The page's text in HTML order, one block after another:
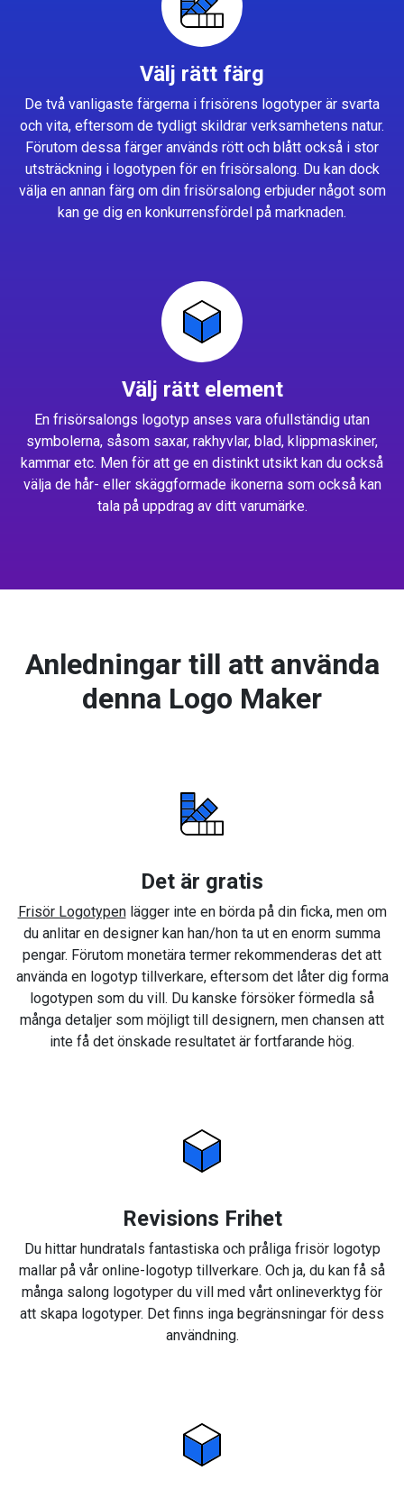
Välj rätt färg
De två vanligaste färgerna i frisörens logotyper är svarta
och vita, eftersom de tydligt skildrar verksamhetens natur.
Förutom dessa färger används rött och blått också i stor
utsträckning i logotypen för en frisörsalong. Du kan dock
välja en annan färg om din frisörsalong erbjuder något som
kan ge dig en konkurrensfördel på marknaden.
Välj rätt element
En frisörsalongs logotyp anses vara ofullständig utan
symbolerna, såsom saxar, rakhyvlar, blad, klippmaskiner,
kammar etc. Men för att ge en distinkt utsikt kan du också
välja de hår- eller skäggformade ikonerna som också kan
tala på uppdrag av ditt varumärke.
Anledningar till att använda
denna Logo Maker
Det är gratis
Frisör Logotypenlägger inte en börda på din ficka, men om
du anlitar en designer kan han/hon ta ut en enorm summa
pengar. Förutom monetära termer rekommenderas det att
använda en logotyp tillverkare, eftersom det låter dig forma
logotypen som du vill. Du kanske försöker förmedla så
många detaljer som möjligt till designern, men chansen att
inte få det önskade resultatet är fortfarande hög.
Revisions Frihet
Du hittar hundratals fantastiska och pråliga frisör logotyp
mallar på vår online-logotyp tillverkare. Och ja, du kan få så
många salong logotyper du vill med vårt onlineverktyg för
att skapa logotyper. Det finns inga begränsningar för dess
användning.